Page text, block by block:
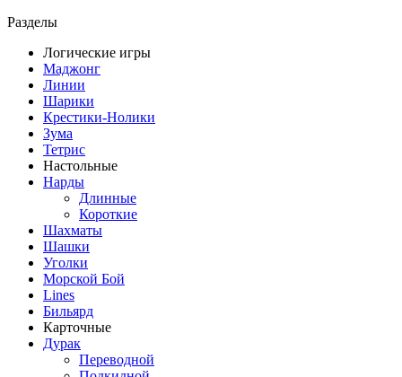
Разделы
Логические игры
Маджонг
Линии
Шарики
Крестики-Нолики
Зума
Тетрис
Настольные
Нарды
Длинные
Короткие
Шахматы
Шашки
Уголки
Морской Бой
Lines
Бильярд
Карточные
Дурак
Переводной